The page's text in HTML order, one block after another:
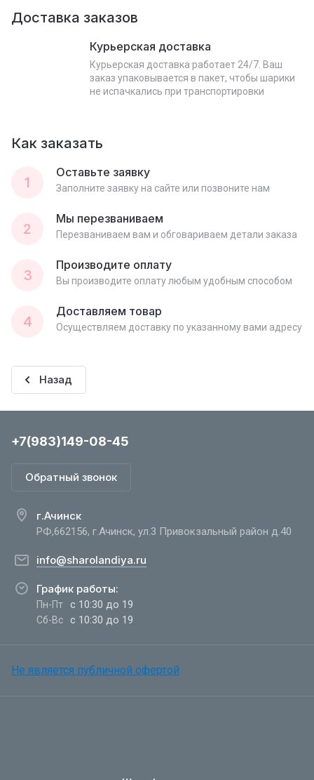
Доставка заказов
Курьерская доставка
Курьерская доставка работает 24/7. Ваш
заказ упаковывается в пакет, чтобы шарики
не испачкались при транспортировки
Как заказать
1
Оставьте заявку
Заполните заявку на сайте или позвоните нам
2
Мы перезваниваем
Перезваниваем вам и обговариваем детали заказа
3
Производите оплату
Вы производите оплату любым удобным способом
4
Доставляем товар
Осуществляем доставку по указанному вами адресу
Назад
+7(983)149-08-45
Обратный звонок
г.Ачинск
РФ,662156, г.Ачинск, ул.3 Привокзальный район д.40
info@sharolandiya.ru
График работы:
Пн-Пт с 10:30 до 19
Сб-Вс с 10:30 до 19
Не является публичной офертой